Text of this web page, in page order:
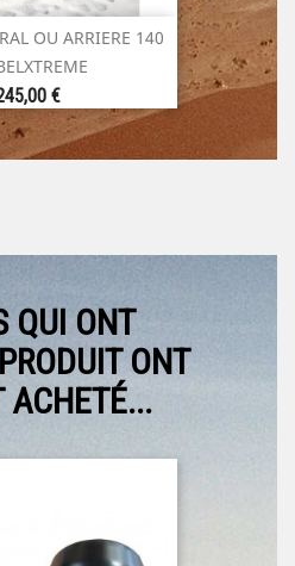
OU ARRIERE 140
€
QUI ONT
ONT
ACHETÉ...